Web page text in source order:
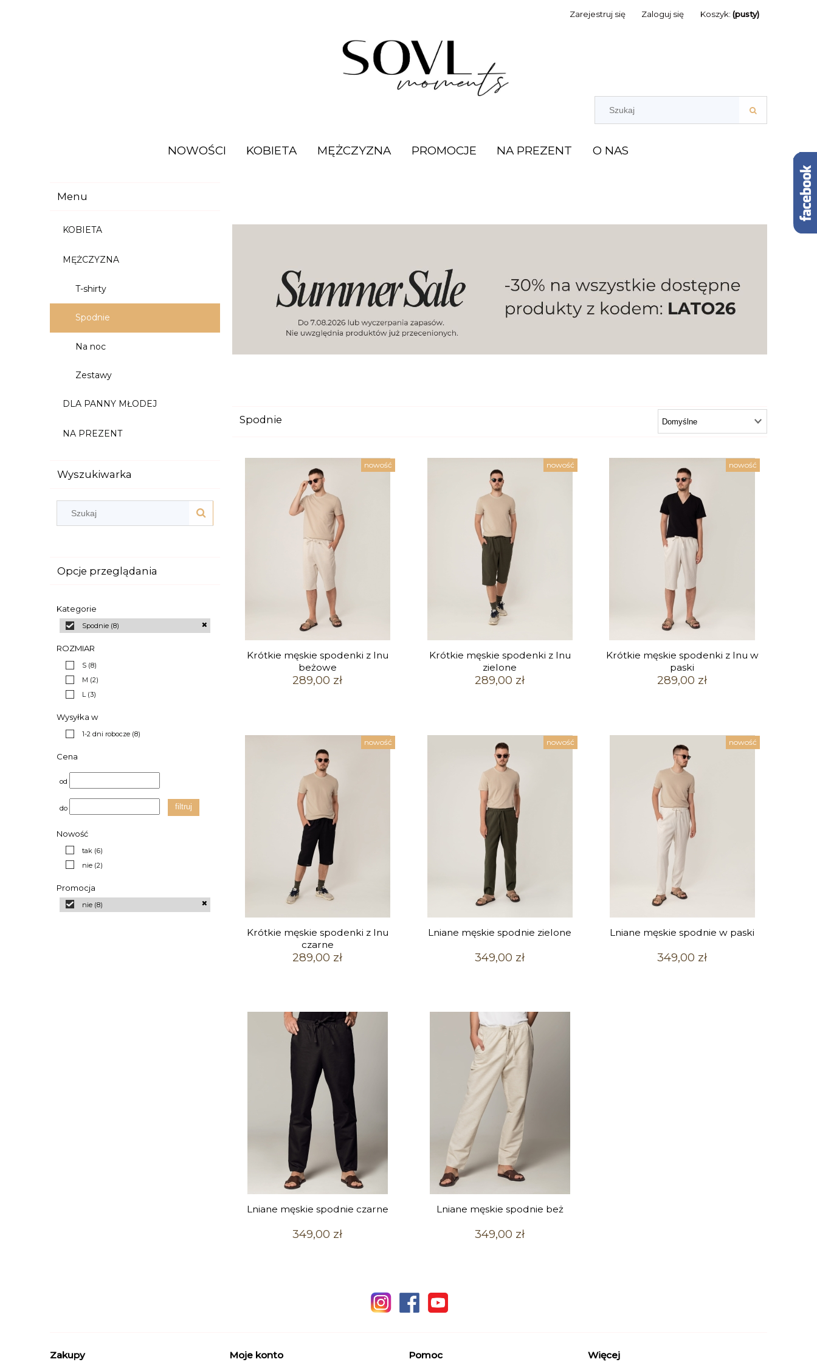
Zarejestruj się Zaloguj się Koszyk: (pusty)
NOWOŚCI KOBIETA MĘŻCZYZNA PROMOCJE NA PREZENT O NAS
Menu
KOBIETA
MĘŻCZYZNA
T-shirty
Spodnie
Na noc
Zestawy
DLA PANNY MŁODEJ
NA PREZENT
Wyszukiwarka
Opcje przeglądania
Kategorie
Spodnie (8)
ROZMIAR
S (8)
M (2)
L (3)
Wysyłka w
1-2 dni robocze (8)
Cena
od
do filtruj
Nowość
tak (6)
nie (2)
Promocja
nie (8)
Spodnie
Krótkie męskie spodenki z lnu
beżowe
289,00 zł
nowość
Krótkie męskie spodenki z lnu
zielone
289,00 zł
nowość
Krótkie męskie spodenki z lnu w
paski
289,00 zł
nowość
Krótkie męskie spodenki z lnu
czarne
289,00 zł
nowość
Lniane męskie spodnie zielone
349,00 zł
nowość
Lniane męskie spodnie w paski
349,00 zł
nowość
Lniane męskie spodnie czarne
349,00 zł
Lniane męskie spodnie beż
349,00 zł
Zakupy Moje konto Pomoc Więcej